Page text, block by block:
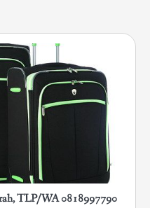
TLP/WA 0818997790